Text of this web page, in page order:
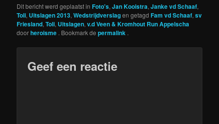
Dit bericht werd geplaatst inFoto's,Jan Kooistra,Janke vd Schaaf,
Toli, Uitslagen 2013,Wedstrijdverslagen getagdFam vd Schaaf,sv
Friesland,Toli, Uitslagen,v.d Veen & Kromhout Run Appelscha
doorheroisme . Bookmark depermalink .
Geef een reactie